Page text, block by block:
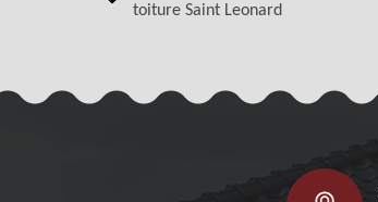
toiture Saint Leonard